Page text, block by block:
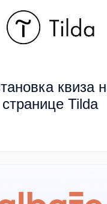
квиза
странице Tilda